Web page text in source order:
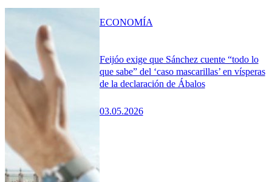
Feijóo exige que Sánchez cuente “todo lo
que sabe” del ‘caso mascarillas’ en vísperas
de la declaración de Ábalos
03.05.2026
ECONOMÍA